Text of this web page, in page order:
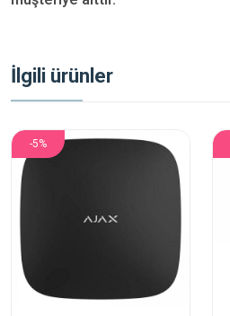
İlgili ürünler
-5%